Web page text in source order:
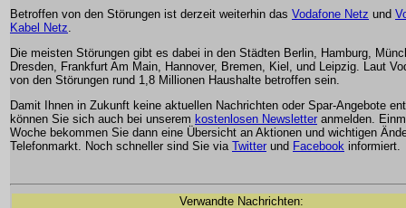
Betroffen von den Störungen ist derzeit weiterhin das Vodafone Netz und
Kabel Netz
Die meisten Störungen gibt es dabei in den Städten Berlin, Hamburg,
Dresden, Frankfurt Am Main, Hannover, Bremen, Kiel, und Leipzig. Laut
von den Störungen rund 1,8 Millionen Haushalte betroffen sein.
Damit Ihnen in Zukunft keine aktuellen Nachrichten oder Spar-Angebote
können Sie sich auch bei unserem kostenlosen Newsletter anmelden.
Woche bekommen Sie dann eine Übersicht an Aktionen und wichtigen
Telefonmarkt. Noch schneller sind Sie via Twitter und Facebook informiert.
Verwandte Nachrichten: